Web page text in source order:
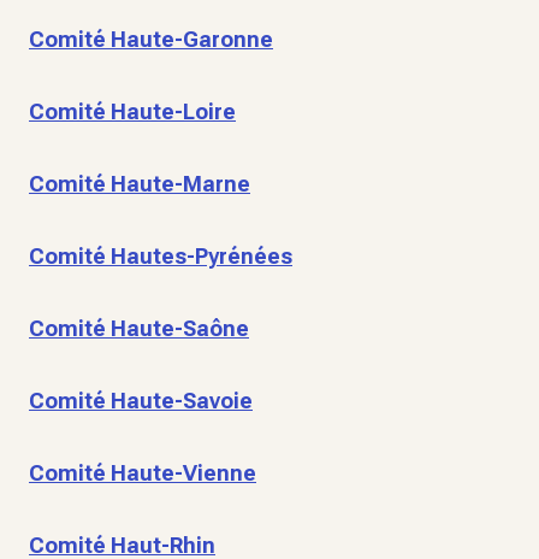
Comité Haute-Garonne
Comité Haute-Loire
Comité Haute-Marne
Comité Hautes-Pyrénées
Comité Haute-Saône
Comité Haute-Savoie
Comité Haute-Vienne
Comité Haut-Rhin